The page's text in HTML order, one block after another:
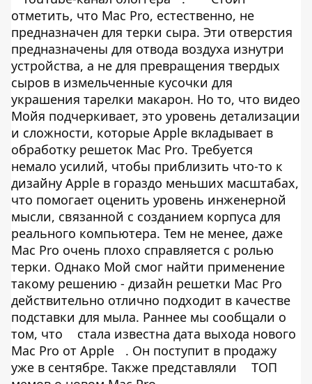
отметить, что Mac Pro, естественно, не
предназначен для терки сыра. Эти отверстия
предназначены для отвода воздуха изнутри
устройства, а не для превращения твердых
сыров в измельченные кусочки для
украшения тарелки макарон. Но то, что видео
Moйя подчеркивает, это уровень детализации
и сложности, которые Apple вкладывает в
обработку решеток Mac Pro. Требуется
немало усилий, чтобы приблизить что-то к
дизайну Apple в гораздо меньших масштабах,
что помогает оценить уровень инженерной
мысли, связанной с созданием корпуса для
реального компьютера. Тем не менее, даже
Mac Pro очень плохо справляется с ролью
терки. Однако Мой смог найти применение
такому решению - дизайн решетки Mac Pro
действительно отлично подходит в качестве
подставки для мыла. Раннее мы сообщали о
том, что
стала известна дата выхода нового
Mac Pro от Apple
. Он поступит в продажу
уже в сентябре. Также представляли
ТОП